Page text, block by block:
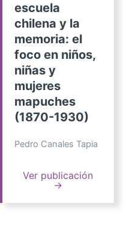
escuela
chilena y la
memoria: el
foco en niños,
niñas y
mujeres
mapuches
(1870-1930)
Pedro Canales Tapia
Ver publicación
→